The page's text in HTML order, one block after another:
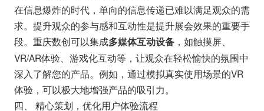
在信息爆炸的时代，单向的信息传递已难以满足观众的需
求。提升观众的参与感和互动性是提升展会效果的重要手
段。重庆数创可以集成多媒体互动设备，如触摸屏、
VR/AR体验、游戏化互动等，让观众在轻松愉快的氛围中
深入了解您的产品。例如，通过模拟真实使用场景的VR
体验，可以极大地增强产品的吸引力。
四、 精心策划，优化用户体验流程